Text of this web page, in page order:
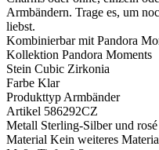
Armbändern. Trage es, um
liebst.
Kombinierbar mit Pandora
Kollektion Pandora Moments
Stein Cubic Zirkonia
Farbe Klar
Produkttyp Armbänder
Artikel 586292CZ
Metall Sterling-Silber und
Material Kein weiteres